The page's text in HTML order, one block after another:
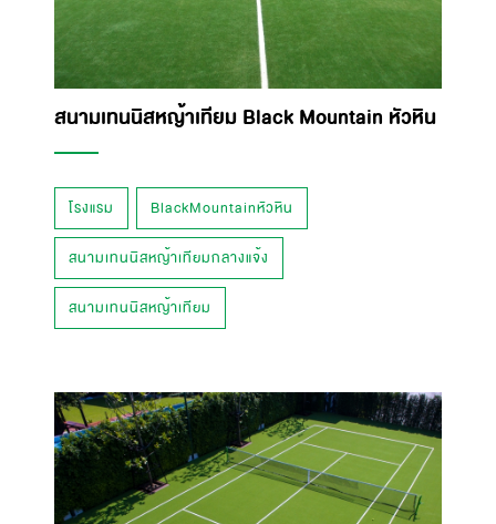
สนามเทนนิสหญ้าเทียม Black Mountain หัวหิน
โรงแรม BlackMountainหัวหิน
สนามเทนนิสหญ้าเทียมกลางแจ้ง
สนามเทนนิสหญ้าเทียม